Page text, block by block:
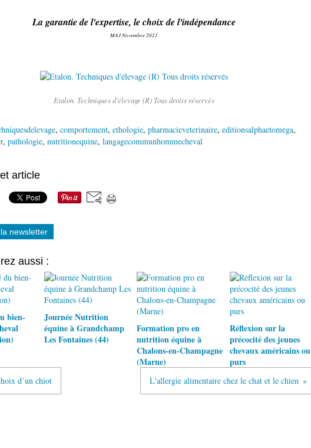
La garantie de l'expertise, le choix de l'indépendance
MAJ Novembre 2021
Etalon. Techniques d'élevage (R) Tous droits réservés
, comportement, ethologie, pharmacieveterinaire, editionsalphaetomega,
, pathologie, nutritionequine, langagecommunhommecheval
article
newsletter
aussi :
bien-
Journée Nutrition
équine à Grandchamp
Les Fontaines (44)
Formation pro en
nutrition équine à
Chalons-en-Champagne
(Marne)
Réflexion sur la
précocité des jeunes
chevaux américains ou
purs
d’un chiot L'allergie alimentaire chez le chat et le chien